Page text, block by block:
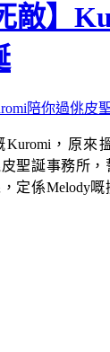
敵】
Kuromi，原來
聖誕事務所，
定係Melody